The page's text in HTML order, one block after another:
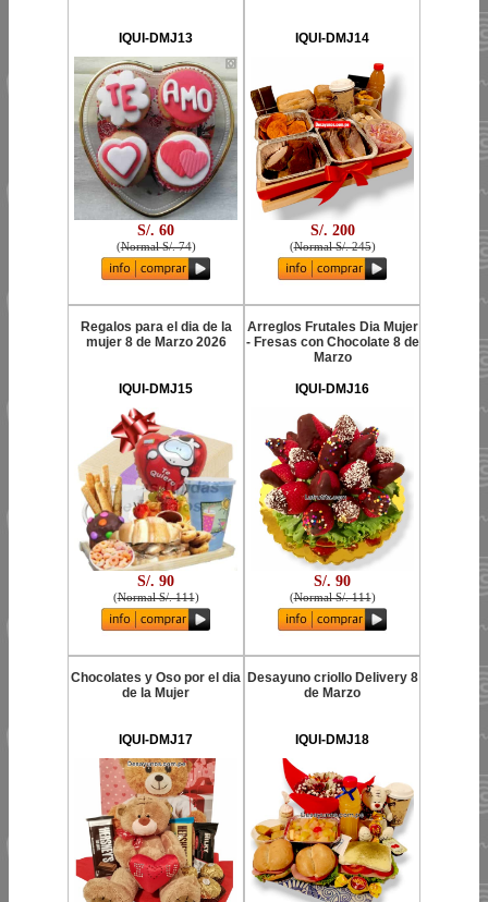
IQUI-DMJ13
S/. 60
(Normal S/. 74)
IQUI-DMJ14
S/. 200
(Normal S/. 245)
Regalos para el dia de la
mujer 8 de Marzo 2026
IQUI-DMJ15
S/. 90
(Normal S/. 111)
Arreglos Frutales Dia Mujer
- Fresas con Chocolate 8 de
Marzo
IQUI-DMJ16
S/. 90
(Normal S/. 111)
Chocolates y Oso por el dia
de la Mujer
IQUI-DMJ17
Desayuno criollo Delivery 8
de Marzo
IQUI-DMJ18